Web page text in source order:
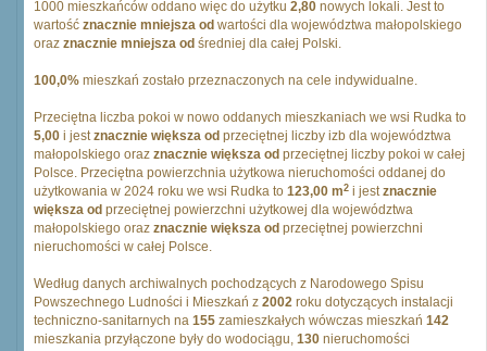
1000 mieszkańców oddano więc do użytku 2,80 nowych lokali. Jest to
wartość znacznie mniejsza od wartości dla województwa małopolskiego
oraz znacznie mniejsza od średniej dla całej Polski.
100,0% mieszkań zostało przeznaczonych na cele indywidualne.
Przeciętna liczba pokoi w nowo oddanych mieszkaniach we wsi Rudka to
5,00 i jestznacznie większa od przeciętnej liczby izb dla województwa
małopolskiego oraz znacznie większa od przeciętnej liczby pokoi w całej
Polsce. Przeciętna powierzchnia użytkowa nieruchomości oddanej do
użytkowania w 2024 roku we wsi Rudka to 123,00 m2 i jestznacznie
większa od przeciętnej powierzchni użytkowej dla województwa
małopolskiego oraz znacznie większa od przeciętnej powierzchni
nieruchomości w całej Polsce.
Według danych archiwalnych pochodzących z Narodowego Spisu
Powszechnego Ludności i Mieszkań z 2002 roku dotyczących instalacji
techniczno-sanitarnych na 155 zamieszkałych wówczas mieszkań 142
mieszkania przyłączone były do wodociągu, 130 nieruchomości